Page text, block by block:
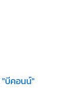
"บีคอนน์"